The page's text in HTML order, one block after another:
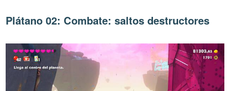
Plátano 02: Combate: saltos destructores